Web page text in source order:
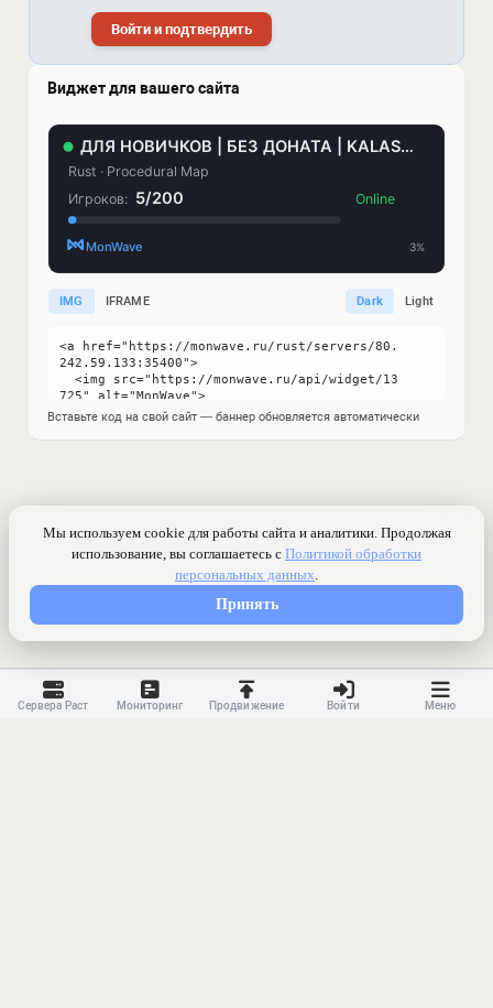
Войти и подтвердить
Виджет для вашего сайта
IMG IFRAME Dark Light
Вставьте код на свой сайт — баннер обновляется автоматически
Сервера Раст Мониторинг Продвижение Войти Меню